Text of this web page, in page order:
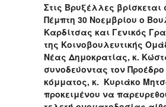
Στις Βρυξέλλες βρίσκεται
Πέμπτη 30 Νοεμβρίου ο
Καρδίτσας και Γενικός
της Κοινοβουλευτικής
Νέας Δημοκρατίας, κ.
συνοδεύοντας τον Προέδρο
κόμματος, κ. Κυριάκο
προκειμένου να